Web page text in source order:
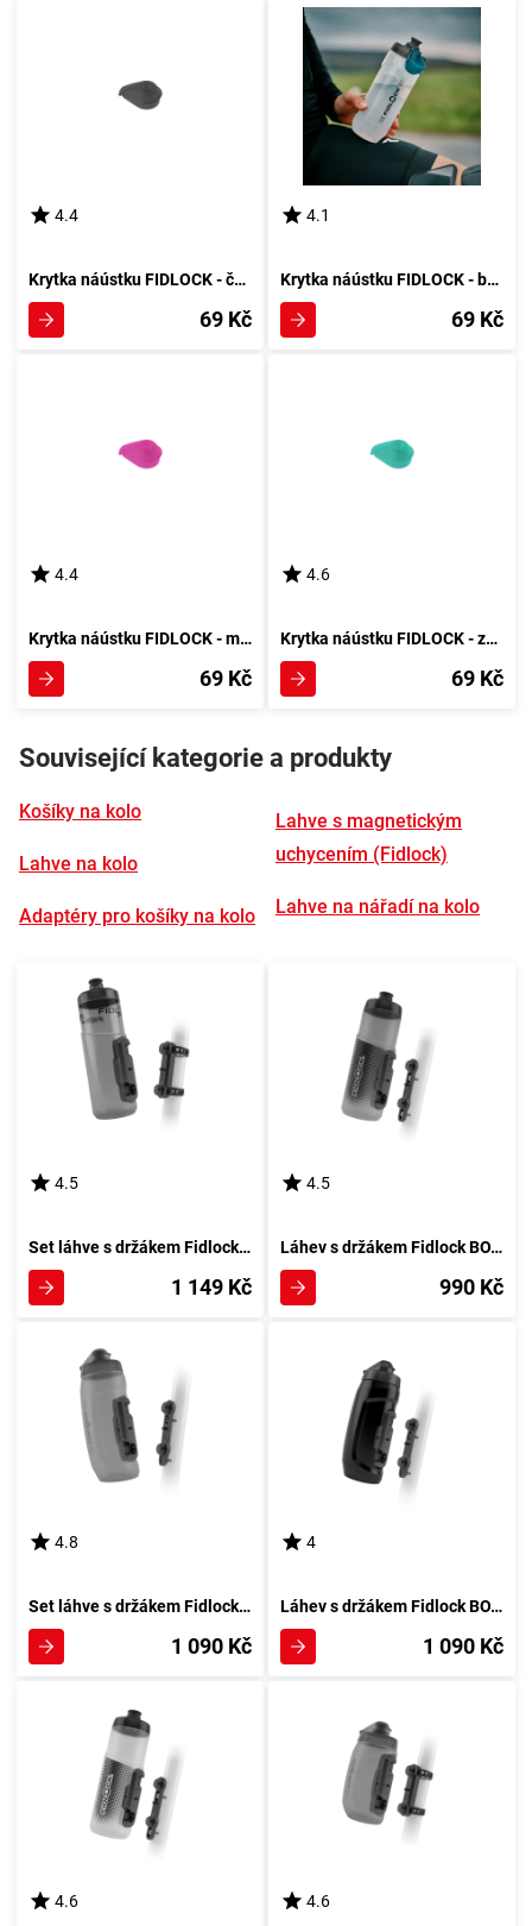
4.4
Krytka náústku FIDLOCK - černá
69 Kč
4.1
Krytka náústku FIDLOCK - benzín
69 Kč
4.4
Krytka náústku FIDLOCK - magenta
69 Kč
4.6
Krytka náústku FIDLOCK - zelená
69 Kč
Související kategorie a produkty
Košíky na kolo
Lahve na kolo
Adaptéry pro košíky na kolo
Lahve s magnetickým
uchycením (Fidlock)
Lahve na nářadí na kolo
4.5
Set láhve s držákem Fidlock BOTTLE TWIST Dark + Uni Base
1 149 Kč
4.5
Láhev s držákem Fidlock BOTTLE TWIST Dark
990 Kč
4.8
Set láhve s držákem Fidlock BOTTLE TWIST Dark
1 090 Kč
4
Láhev s držákem Fidlock BOTTLE TWIST - černá
1 090 Kč
4.6 4.6